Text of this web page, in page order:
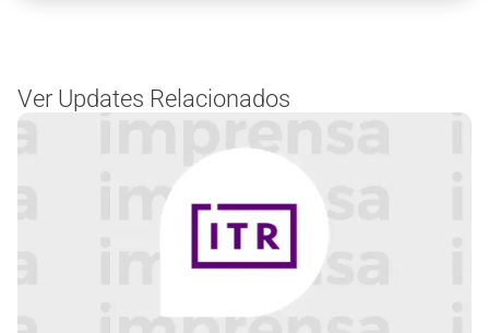
Ver Updates Relacionados